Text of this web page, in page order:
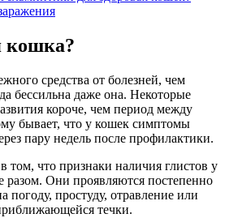
кошка?
средства от болезней, чем
бессильна даже она. Некоторые
короче, чем период между
бывает, что у кошек симптомы
пару недель после профилактики.
том, что признаки наличия глистов у
разом. Они проявляются постепенно
погоду, простуду, отравление или
течки.